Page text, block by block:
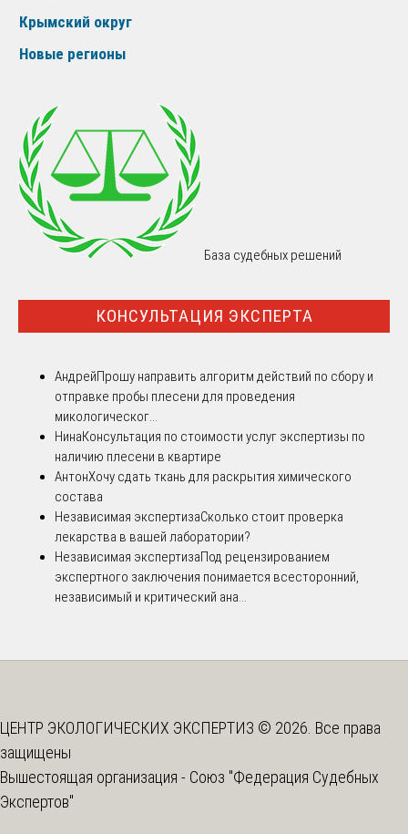
Крымский округ
Новые регионы
База судебных решений
КОНСУЛЬТАЦИЯ ЭКСПЕРТА
АндрейПрошу направить алгоритм действий по сбору и
отправке пробы плесени для проведения
микологическог...
НинаКонсультация по стоимости услуг экспертизы по
наличию плесени в квартире
АнтонХочу сдать ткань для раскрытия химического
состава
Независимая экспертизаСколько стоит проверка
лекарства в вашей лаборатории?
Независимая экспертизаПод рецензированием
экспертного заключения понимается всесторонний,
независимый и критический ана...
ЦЕНТР ЭКОЛОГИЧЕСКИХ ЭКСПЕРТИЗ © 2026. Все права
защищены
Вышестоящая организация - Союз "Федерация Судебных
Экспертов"